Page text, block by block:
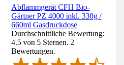
Abflammgerät CFH Bio-
Gärtner PZ 4000 inkl. 330g /
660ml Gasdruckdose
Durchschnittliche Bewertung:
4.5 von 5 Sternen. 2
Bewertungen.